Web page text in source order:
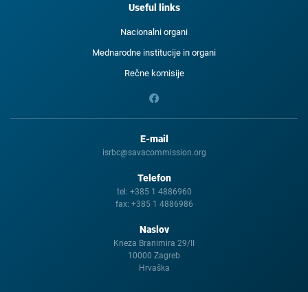
Useful links
Nacionalni organi
Mednarodne institucije in organi
Rečne komisije
E-mail
isrbc@savacommission.org
Telefon
tel: +385 1 4886960
fax: +385 1 4886986
Naslov
Kneza Branimira 29/II
10000 Zagreb
Hrvaška